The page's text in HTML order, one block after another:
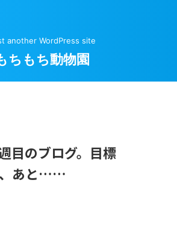
another WordPress site
ちもち動物園
目のブログ。目標
、あと……